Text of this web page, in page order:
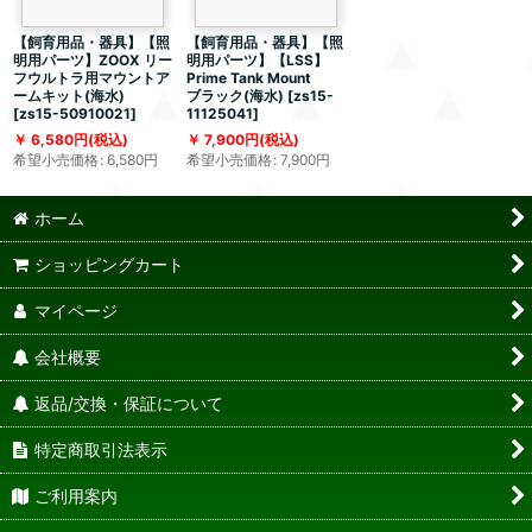
【飼育用品・器具】【照
明用パーツ】ZOOX リー
フウルトラ用マウントア
ームキット(海水)
[zs15-50910021]
6,580円(税込)
希望小売価格: 6,580円
【飼育用品・器具】【照
明用パーツ】【LSS】
Prime Tank Mount
ブラック(海水) [zs15-
11125041]
7,900円(税込)
希望小売価格: 7,900円
ホーム
ショッピングカート
マイページ
会社概要
返品/交換・保証について
特定商取引法表示
ご利用案内